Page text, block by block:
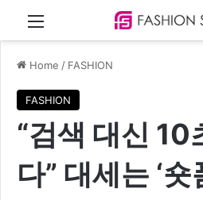
Menu
Home / FASHION
FASHION
“검색 대신 10
다” 대세는 ‘숏